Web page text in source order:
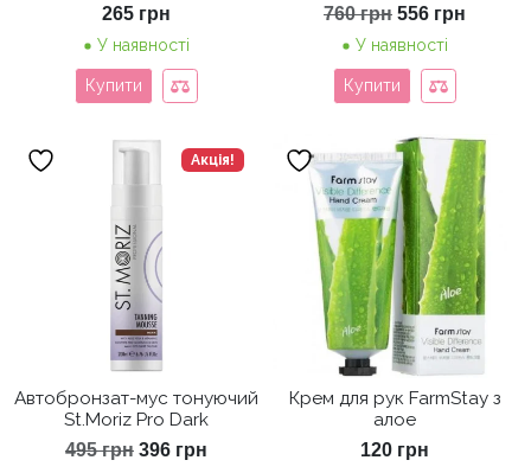
265 грн
У наявності
Купити
760грн Оригінальна
760 грн.
556 грн
У наявності
Купити
Акція!
Автобронзат-мус тонуючий
St.Moriz Pro Dark
495грн Оригінальна
396 грн
Крем для рук FarmStay з
алое
120 грн